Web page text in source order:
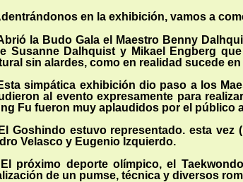
en la exhibición, vamos a
la Budo Gala el Maestro Benny
Susan­ne Dalhquist y Mikael Engberg
sin alardes, como en realidad sucede
simpática exhibición dio paso a los
al evento expresamente para
Fu fueron muy aplaudidos por el público
El Goshindo estuvo representado. esta
Velasco y Eugenio Izquierdo.
próximo deporte olímpico, el
de un pumse, técnica y diversos